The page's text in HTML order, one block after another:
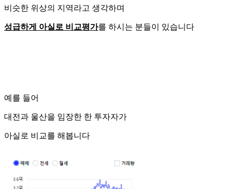
비슷한 위상의 지역라고 생각하며
성급하게 아실로 비교평가를 하시는 분들이 있습니다
예를 들어
대전과 울산을 임장한 한 투자자가
아실로 비교를 해봅니다